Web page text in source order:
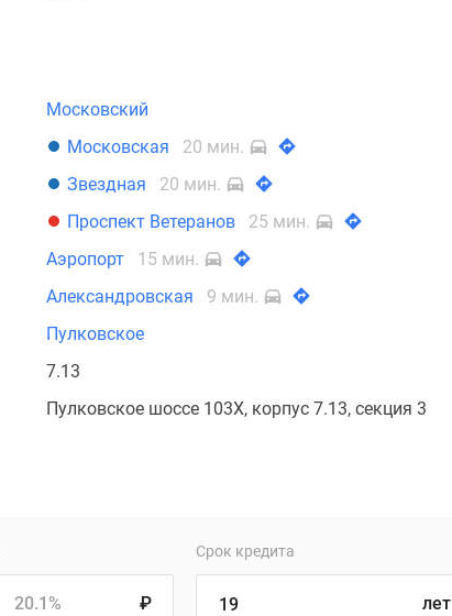
Московский
Московская
20 мин.
Звездная
20 мин.
Проспект Ветеранов
25 мин.
Аэропорт
15 мин.
Александровская
9 мин.
Пулковское
7.13
Пулковское шоссе 103Х, корпус 7.13, секция 3
₽
20.1%
Срок кредита
лет